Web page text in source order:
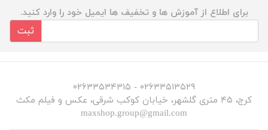
برای اطلاع از آموزش ها و تخفیف ها ایمیل خود را وارد کنید.
ثبت
۰۲۶۳۳۵۱۳۵۲۹ - ۰۲۶۳۳۵۳۴۳۱۵
کرج، ۴۵ متری گلشهر، خیابان کوکب شرقی، عکس و فیلم مکث
maxshop.group@gmail.com